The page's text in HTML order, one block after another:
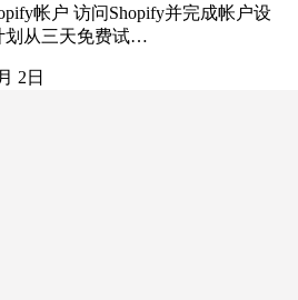
帐户 访问Shopify并完成帐户设
划从三天免费试…
2日